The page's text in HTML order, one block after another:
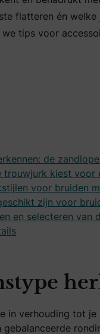
flatteren én
tips voor
de
trouwjurk kiest voor
voor bruiden
zijn voor
en selecteren van
in verhouding tot